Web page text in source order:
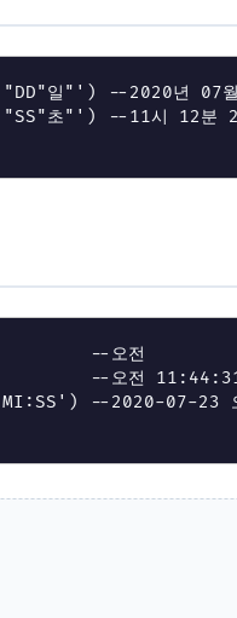
일"' )
--2020년 07
초"' )
--11시 12분
--오전
--오전
)
--2020-07-23